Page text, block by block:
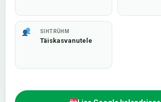
SIHTRÜHM
Täiskasvanutele